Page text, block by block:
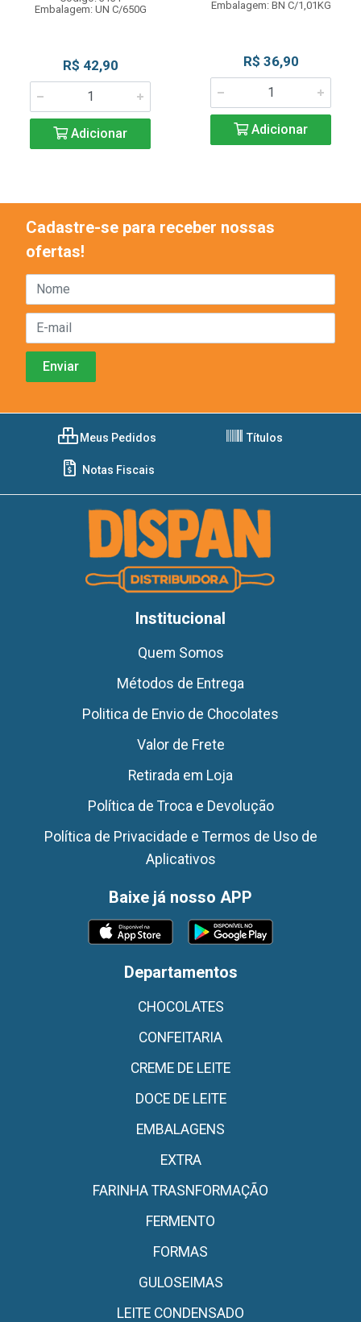
Embalagem: UN C/650G
R$ 42,90
Adicionar
Embalagem: BN C/1,01KG
R$ 36,90
Adicionar
Cadastre-se para receber nossas
ofertas!
Meus Pedidos Títulos
Notas Fiscais
Institucional
Quem Somos
Métodos de Entrega
Politica de Envio de Chocolates
Valor de Frete
Retirada em Loja
Política de Troca e Devolução
Política de Privacidade e Termos de Uso de
Aplicativos
Baixe já nosso APP
Departamentos
CHOCOLATES
CONFEITARIA
CREME DE LEITE
DOCE DE LEITE
EMBALAGENS
EXTRA
FARINHA TRASNFORMAÇÃO
FERMENTO
FORMAS
GULOSEIMAS
LEITE CONDENSADO